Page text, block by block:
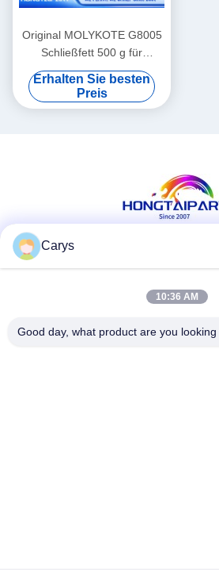
Original MOLYKOTE G8005
Schließfett 500 g für
Laserdruckgeräte
Erhalten Sie besten
Preis
Schnelle
Carys
10:36 AM
Good day, what product are you